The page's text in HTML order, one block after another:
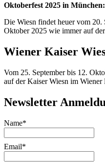
Oktoberfest 2025 in München:
Die Wiesn findet heuer vom 20.
Oktober 2025 wie immer auf
Wiener Kaiser
Vom 25. September bis 12.
auf der Kaiser Wiesn im Wiener
Newsletter
Name*
Email*